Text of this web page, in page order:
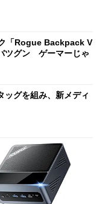
「Rogue Backpack V
ツグン ゲーマーじゃ
ッグを組み、新メディ